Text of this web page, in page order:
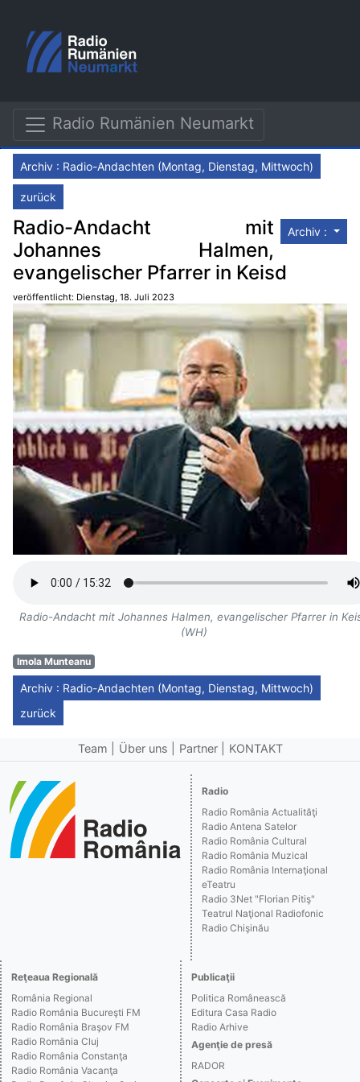
Radio Rumänien Neumarkt
Archiv : Radio-Andachten (Montag, Dienstag, Mittwoch)
zurück
Archiv :
Radio-Andacht mit
Johannes Halmen,
evangelischer Pfarrer in Keisd
veröffentlicht: Dienstag, 18. Juli 2023
Radio-Andacht mit Johannes Halmen, evangelischer Pfarrer in
(WH)
Imola Munteanu
Archiv : Radio-Andachten (Montag, Dienstag, Mittwoch)
zurück
Team Über uns Partner KONTAKT
Radio
Radio România Actualităţi
Radio Antena Satelor
Radio România Cultural
Radio România Muzical
Radio România Internaţional
eTeatru
Radio 3Net "Florian Pitiş"
Teatrul Naţional Radiofonic
Radio Chişinău
Reţeaua Regională
România Regional
Radio România Bucureşti FM
Radio România Braşov FM
Radio România Cluj
Radio România Constanţa
Radio România Vacanţa
Publicaţii
Politica Românească
Editura Casa Radio
Radio Arhive
Agenţie de presă
RADOR